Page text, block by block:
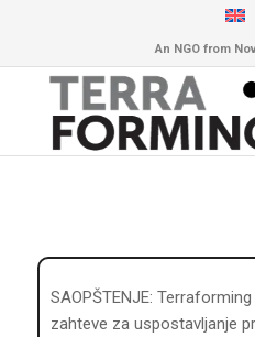
An NGO from
SAOPŠTENJE:
zahteve za uspostavljanje